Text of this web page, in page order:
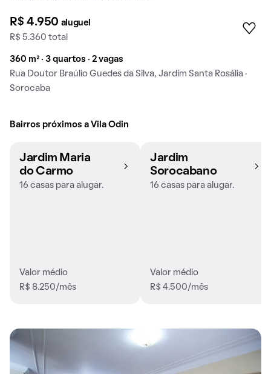
R$ 4.950 aluguel
R$ 5.360 total
360 m² · 3 quartos · 2 vagas
Rua Doutor Braúlio Guedes da Silva, Jardim Santa Rosália ·
Sorocaba
Bairros próximos a Vila Odin
Jardim Maria
do Carmo
16 casas para alugar.
Valor médio
R$ 8.250/mês
Jardim
Sorocabano
16 casas para alugar.
Valor médio
R$ 4.500/mês